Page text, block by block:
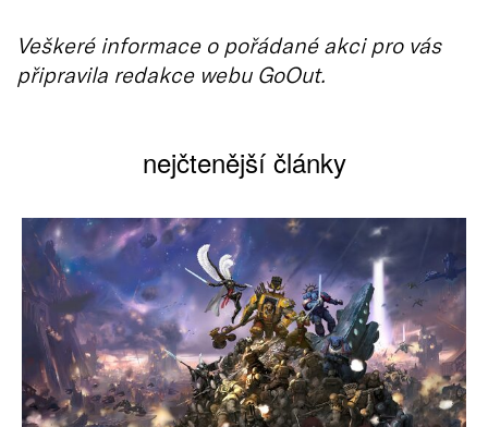
Veškeré informace o pořádané akci pro vás
připravila redakce webu GoOut.
nejčtenější články